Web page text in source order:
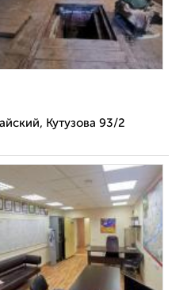
Кутузова 93/2